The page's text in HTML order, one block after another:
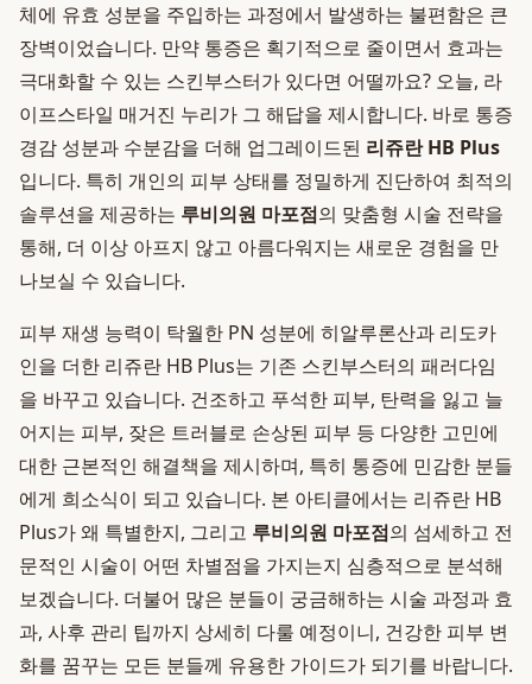
체에 유효 성분을 주입하는 과정에서 발생하는 불편함은 큰
장벽이었습니다. 만약 통증은 획기적으로 줄이면서 효과는
극대화할 수 있는 스킨부스터가 있다면 어떨까요? 오늘, 라
이프스타일 매거진 누리가 그 해답을 제시합니다. 바로 통증
경감 성분과 수분감을 더해 업그레이드된 리쥬란 HB Plus
입니다. 특히 개인의 피부 상태를 정밀하게 진단하여 최적의
솔루션을 제공하는 루비의원 마포점의 맞춤형 시술 전략을
통해, 더 이상 아프지 않고 아름다워지는 새로운 경험을 만
나보실 수 있습니다.
피부 재생 능력이 탁월한 PN 성분에 히알루론산과 리도카
인을 더한 리쥬란 HB Plus는 기존 스킨부스터의 패러다임
을 바꾸고 있습니다. 건조하고 푸석한 피부, 탄력을 잃고 늘
어지는 피부, 잦은 트러블로 손상된 피부 등 다양한 고민에
대한 근본적인 해결책을 제시하며, 특히 통증에 민감한 분들
에게 희소식이 되고 있습니다. 본 아티클에서는 리쥬란 HB
Plus가 왜 특별한지, 그리고 루비의원 마포점의 섬세하고 전
문적인 시술이 어떤 차별점을 가지는지 심층적으로 분석해
보겠습니다. 더불어 많은 분들이 궁금해하는 시술 과정과 효
과, 사후 관리 팁까지 상세히 다룰 예정이니, 건강한 피부 변
화를 꿈꾸는 모든 분들께 유용한 가이드가 되기를 바랍니다.